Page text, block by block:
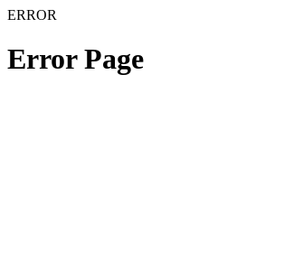
ERROR
Error Page